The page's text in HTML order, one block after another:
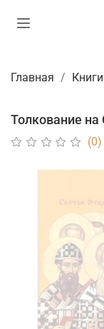
Главная Книги
Толкование
(0)